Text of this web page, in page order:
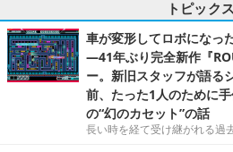
トピックス
車が変形してロボになっ
―41年ぶり完全新作『
ー。新旧スタッフが語る
前、たった1人のために
の“幻のカセット”の話
長い時を経て受け継がれる過